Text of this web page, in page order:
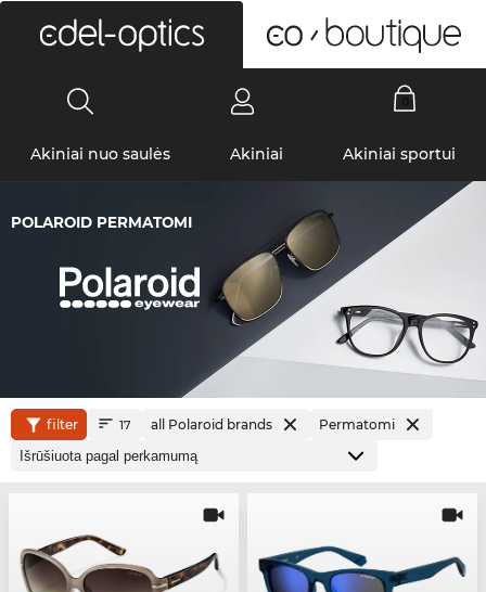
Akiniai nuo saulės Akiniai Akiniai sportui
POLAROID PERMATOMI
filter 17 all Polaroid brands Permatomi